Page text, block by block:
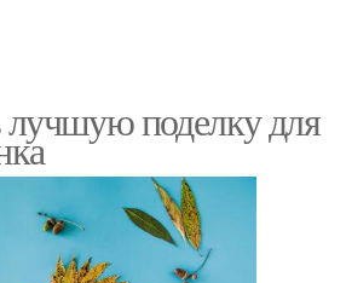
лучшую поделку для